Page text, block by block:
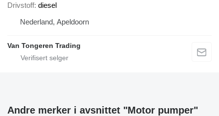
Drivstoff diesel
Nederland, Apeldoorn
Van Tongeren Trading
Andre merker i avsnittet "Motor pumper"